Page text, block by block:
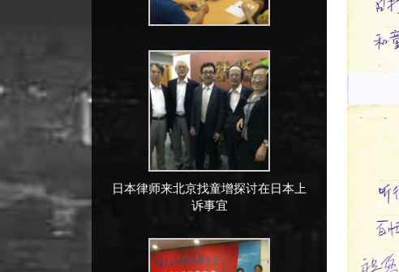
日本律师来北京找童增探讨在日本上
诉事宜